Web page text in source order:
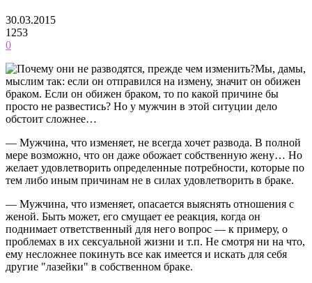
30.03.2015
1253
0
Мы, дамы,
мыслим так: если он отправился на измену, значит он обижен
браком. Если он обижен браком, то по какой причине бы
просто не развестись? Но у мужчин в этой ситуции дело
обстоит сложнее…
— Мужчина, что изменяет, не всегда хочет развода. В полной
мере возможно, что он даже обожает собственную жену… Но
желает удовлетворить определенные потребности, которые по
тем либо иным причинам не в силах удовлетворить в браке.
— Мужчина, что изменяет, опасается выяснять отношения с
женой. Быть может, его смущает ее реакция, когда он
поднимает ответственный для него вопрос — к примеру, о
проблемах в их сексуальной жизни и т.п. Не смотря ни на что,
ему несложнее покинуть все как имеется и искать для себя
другие "лазейки" в собственном браке.